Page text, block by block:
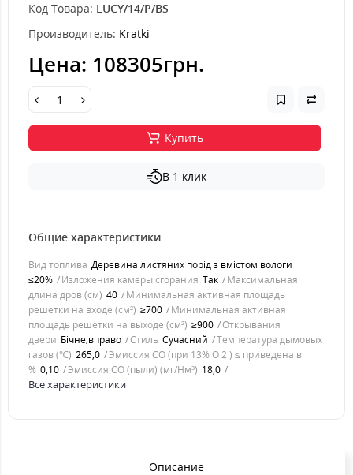
Код Товара: LUCY/14/P/BS
Производитель: Kratki
Цена: 108305грн.
Купить
В 1 клик
Общие характеристики
Вид топлива Деревина листяних порід з вмістом вологи
≤20%
Изложения камеры сгорания Так
Максимальная
длина дров (см) 40
Минимальная активная площадь
решетки на входе (см²) ≥700
Минимальная активная
площадь решетки на выходе (см²) ≥900
Открывания
двери Бічне;вправо Стиль Cучасний
Температура дымовых
газов (℃) 265,0
Эмиссия CO (при 13% O 2 ) ≤ приведена в
% 0,10 Эмиссия CO (пыли) (мг/Нм³) 18,0
Все характеристики
Описание